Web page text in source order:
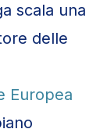
scala una
delle
Europea